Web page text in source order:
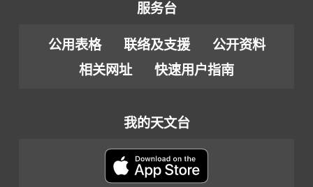
服务台
公用表格 联络及支援
公开资料
相关网址
快速用户指南
我的天文台